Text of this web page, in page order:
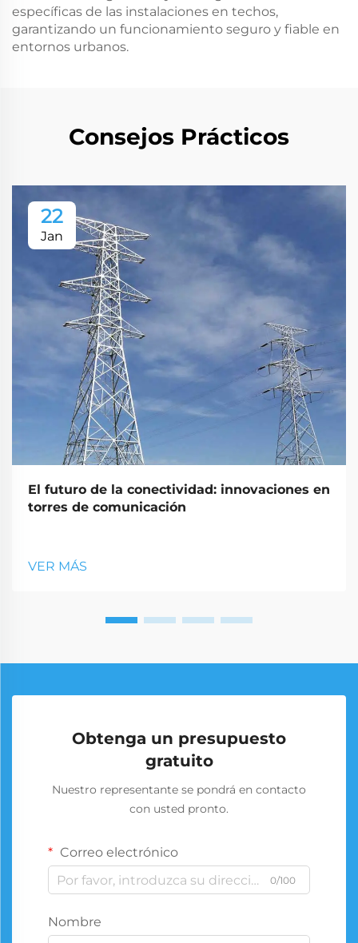
específicas de las instalaciones en techos,
garantizando un funcionamiento seguro y fiable en
entornos urbanos.
Consejos Prácticos
22
Jan
El futuro de la conectividad: innovaciones en
torres de comunicación
VER MÁS
Obtenga un presupuesto
gratuito
Nuestro representante se pondrá en contacto
con usted pronto.
Correo electrónico
0/100
Nombre